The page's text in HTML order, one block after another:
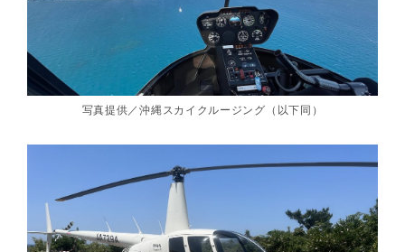
写真提供／沖縄スカイクルージング（以下同）